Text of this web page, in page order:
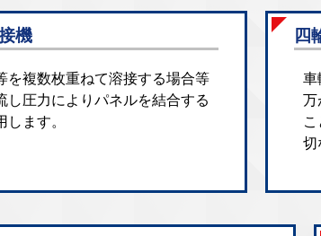
機
を複数枚重ねて溶接する場合等
し圧力によりパネルを結合する
ます。
四
車
万
切